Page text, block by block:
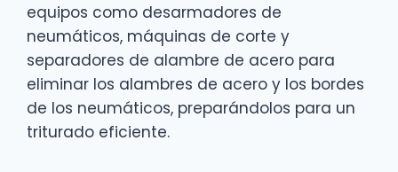
equipos como desarmadores de
neumáticos, máquinas de corte y
separadores de alambre de acero para
eliminar los alambres de acero y los bordes
de los neumáticos, preparándolos para un
triturado eficiente.